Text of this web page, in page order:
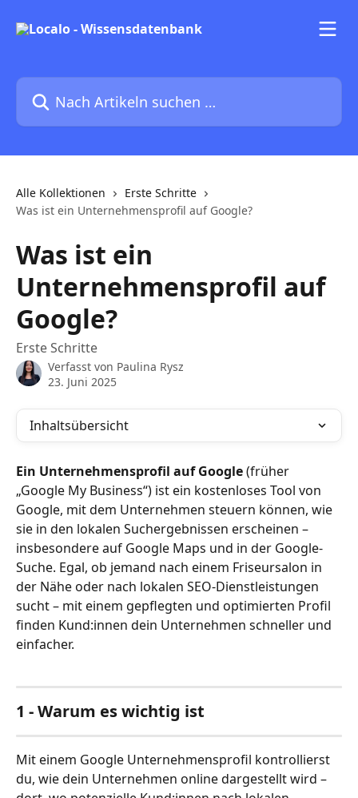
Nach Artikeln suchen …
Alle Kollektionen
Erste Schritte
Was ist ein Unternehmensprofil auf Google?
Was ist ein
Unternehmensprofil auf
Google?
Erste Schritte
Verfasst von Paulina Rysz
23. Juni 2025
Inhaltsübersicht
Ein Unternehmensprofil auf Google (früher
„Google My Business“) ist ein kostenloses Tool von
Google, mit dem Unternehmen steuern können, wie
sie in den lokalen Suchergebnissen erscheinen –
insbesondere auf Google Maps und in der Google-
Suche. Egal, ob jemand nach einem Friseursalon in
der Nähe oder nach lokalen SEO-Dienstleistungen
sucht – mit einem gepflegten und optimierten Profil
finden Kund:innen dein Unternehmen schneller und
einfacher.
1 - Warum es wichtig ist
Mit einem Google Unternehmensprofil kontrollierst
du, wie dein Unternehmen online dargestellt wird –